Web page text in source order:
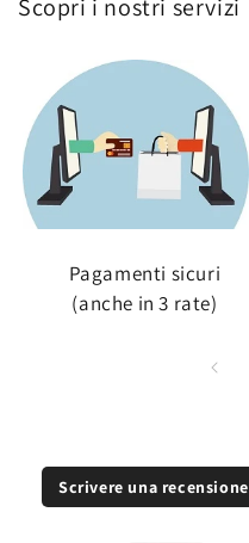
Scopri i nostri servizi
Pagamenti sicuri
(anche in 3 rate)
Scrivere una recensione